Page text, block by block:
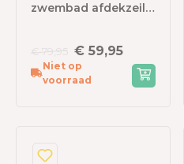
zwembad afdekzeil
€ 59,95
Niet op
voorraad